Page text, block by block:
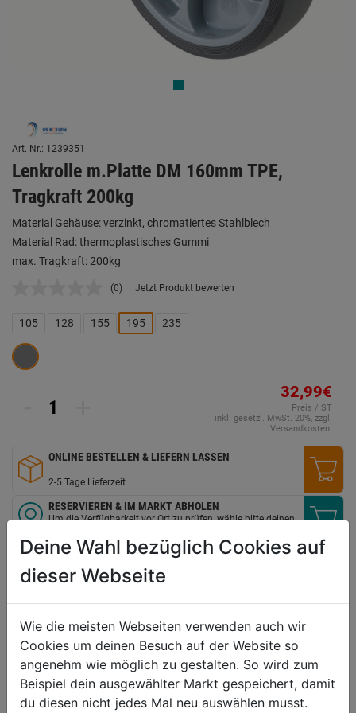
Art. Nr.: 1239351
Lenkrolle m.Platte DM 160mm TPE,
Tragkraft 200kg
Material Gehäuse: verzinkt, chromatiertes Stahlblech
Material Rad: thermoplastisches Gummi
max. Tragkraft: 200kg
Kein
Link
auf
(0) Jetzt Produkt bewerten
105 128 155 195 235
32,99€
Preis / ST
inkl. gesetzl. MwSt. 20%, zzgl.
Versandkosten.
ONLINE BESTELLEN & LIEFERN LASSEN
2-5 Tage Lieferzeit
RESERVIEREN & IM MARKT ABHOLEN
Um die Verfügbarkeit vor Ort zu prüfen, wähle bitte deinen
VERGLEICHEN
Technische Daten
Material Gehäuse
verzinkt, chromatiertes
Stahlblech
Material Rad
thermoplastisches Gummi
Deine Wahl bezüglich Cookies auf
dieser Webseite
Wie die meisten Webseiten verwenden auch wir
Cookies um deinen Besuch auf der Website so
angenehm wie möglich zu gestalten. So wird zum
Beispiel dein ausgewählter Markt gespeichert, damit
du diesen nicht jedes Mal neu auswählen musst.